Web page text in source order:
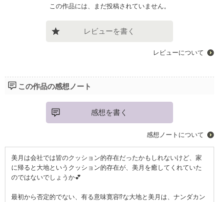
この作品には、まだ投稿されていません。
レビューを書く
レビューについて
この作品の感想ノート
感想を書く
感想ノートについて
美月は会社では皆のクッション的存在だったかもしれないけど、家
に帰ると大地というクッション的存在が、美月を癒してくれていた
のではないでしょうか💕
最初から否定的でない、有る意味寛容⁉️な大地と美月は、ナンダカン